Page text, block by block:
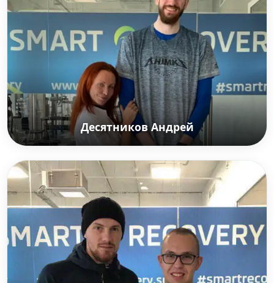
Десятников Андрей
Десятников Андрей
Российский профессиональный баскетболист,
играющий на позиции центрового. Выступает за
баскетбольный клуб ЦСКА.